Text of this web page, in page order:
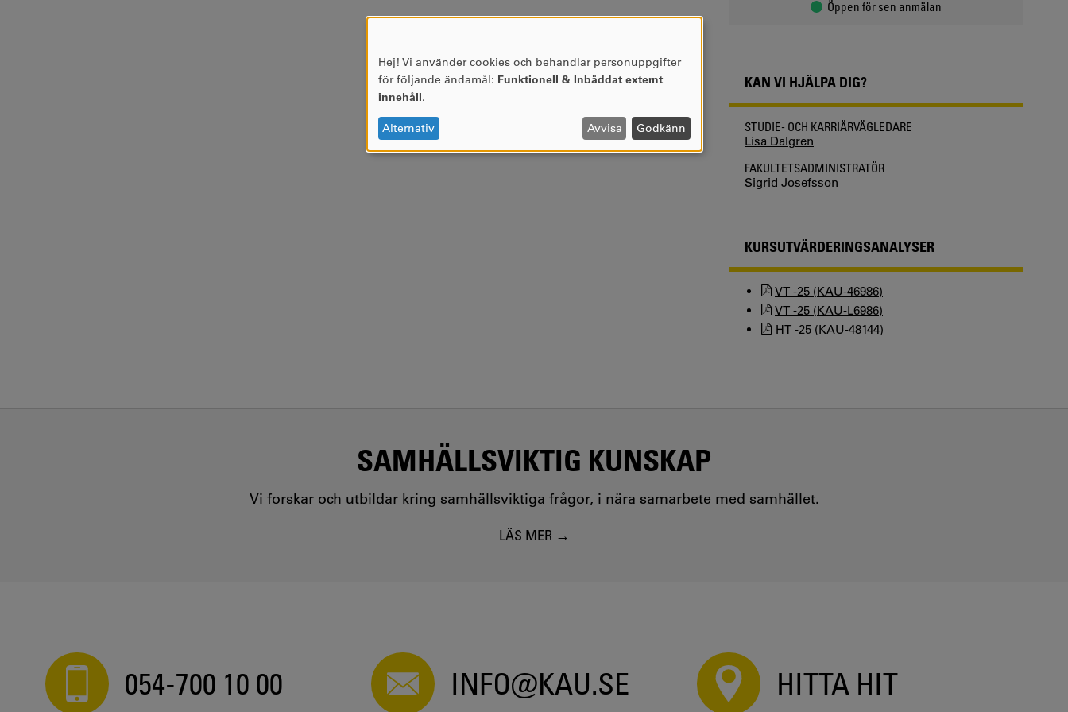
Öppen för sen anmälan
KAN VI HJÄLPA DIG?
STUDIE- OCH KARRIÄRVÄGLEDARE
Lisa Dalgren
FAKULTETSADMINISTRATÖR
Sigrid Josefsson
KURSUTVÄRDERINGSANALYSER
VT -25 (KAU-46986)
VT -25 (KAU-L6986)
HT -25 (KAU-48144)
SAMHÄLLSVIKTIG KUNSKAP
Vi forskar och utbildar kring samhällsviktiga frågor, i nära samarbete med samhället.
LÄS MER
054-700 10 00 INFO@KAU.SE HITTA HIT
ANVÄNDNING
AV
OCH
COOKIES
Hej! Vi använder cookies och behandlar personuppgifter
för följande ändamål: Funktionell & Inbäddat externt
innehåll.
Alternativ Avvisa Godkänn